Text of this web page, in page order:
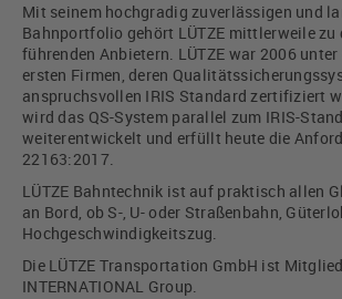
Mit seinem hochgradig zuverlässigen und
Bahnportfolio gehört LÜTZE mittlerweile zu
führenden Anbietern. LÜTZE war 2006
ersten Firmen, deren
anspruchsvollen IRIS Standard zertifiziert
wird das QS-System parallel zum IRIS-
weiterentwickelt und erfüllt heute die
22163:2017.
LÜTZE Bahntechnik ist auf praktisch allen
an Bord, ob S-, U- oder Straßenbahn,
Hochgeschwindigkeitszug.
Die LÜTZE Transportation GmbH ist
INTERNATIONAL Group.